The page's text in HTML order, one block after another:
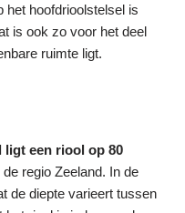
het hoofdrioolstelsel is
is ook zo voor het deel
ruimte ligt.
ligt een riool op 80
de regio Zeeland. In de
de diepte varieert tussen